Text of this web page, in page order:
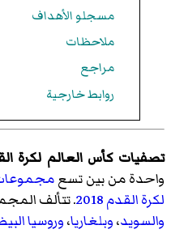
مسجلو الأهداف
ملاحظات
مراجع
روابط خارجية
تصفيات كأس العالم لكرة القدم 2018 أوروبا
واحدة من بين تسعمجموعات
لكرة القدم 2018
. تتألف
والسويد،وبلغاريا،وروسيا